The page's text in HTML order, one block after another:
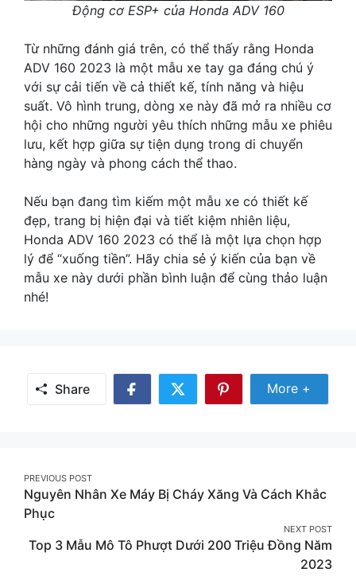
Động cơ ESP+ của Honda ADV 160
Từ những đánh giá trên, có thể thấy rằng Honda
ADV 160 2023 là một mẫu xe tay ga đáng chú ý
với sự cải tiến về cả thiết kế, tính năng và hiệu
suất. Vô hình trung, dòng xe này đã mở ra nhiều cơ
hội cho những người yêu thích những mẫu xe phiêu
lưu, kết hợp giữa sự tiện dụng trong di chuyển
hàng ngày và phong cách thể thao.
Nếu bạn đang tìm kiếm một mẫu xe có thiết kế
đẹp, trang bị hiện đại và tiết kiệm nhiên liệu,
Honda ADV 160 2023 có thể là một lựa chọn hợp
lý để “xuống tiền”. Hãy chia sẻ ý kiến của bạn về
mẫu xe này dưới phần bình luận để cùng thảo luận
nhé!
Share
Share
Share
Share
More +
Post
navigation
PREVIOUS POST
Nguyên Nhân Xe Máy Bị Cháy Xăng Và Cách Khắc
Phục
NEXT POST
Top 3 Mẫu Mô Tô Phượt Dưới 200 Triệu Đồng Năm
2023